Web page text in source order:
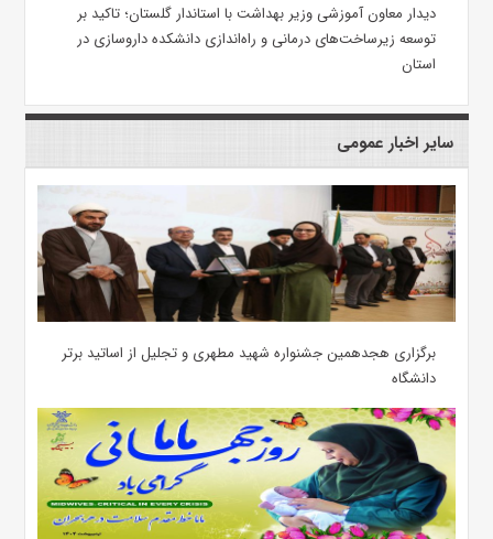
دیدار معاون آموزشی وزیر بهداشت با استاندار گلستان؛ تاکید بر
توسعه زیرساخت‌های درمانی و راه‌اندازی دانشکده داروسازی در
استان
سایر اخبار عمومی
برگزاری هجدهمین جشنواره شهید مطهری و تجلیل از اساتید برتر
دانشگاه